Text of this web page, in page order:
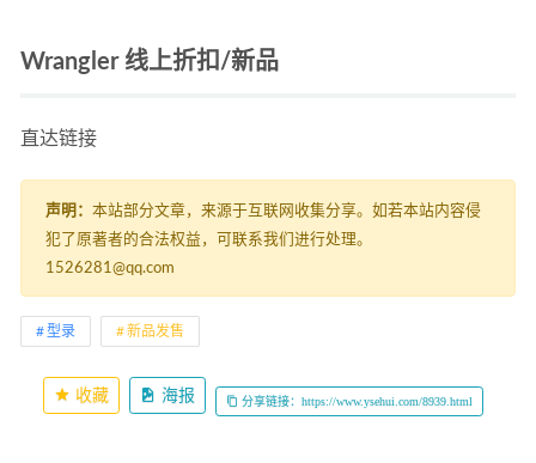
Wrangler 线上折扣/新品
直达链接
声明： 本站部分文章，来源于互联网收集分享。如若本站内容侵
犯了原著者的合法权益，可联系我们进行处理。
1526281@qq.com
型录 新品发售
收藏 海报 分享链接：https://www.ysehui.com/8939.html